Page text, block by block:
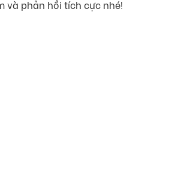
và phản hồi tích cực nhé!